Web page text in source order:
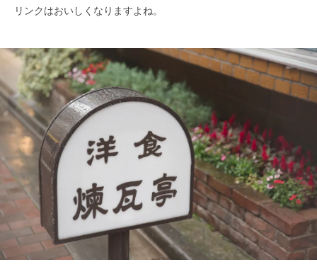
リンクはおいしくなりますよね。